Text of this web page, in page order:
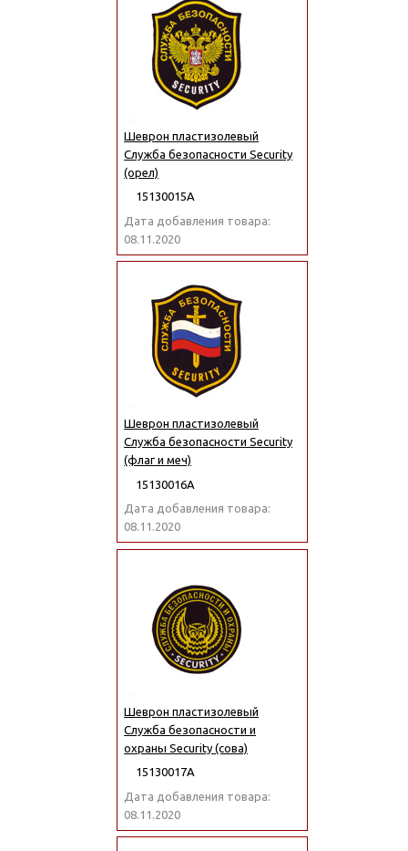
Шеврон пластизолевый
Служба безопасности Security
(орел)
15130015А
Дата добавления товара:
08.11.2020
Шеврон пластизолевый
Служба безопасности Security
(флаг и меч)
15130016А
Дата добавления товара:
08.11.2020
Шеврон пластизолевый
Служба безопасности и
охраны Security (сова)
15130017А
Дата добавления товара:
08.11.2020